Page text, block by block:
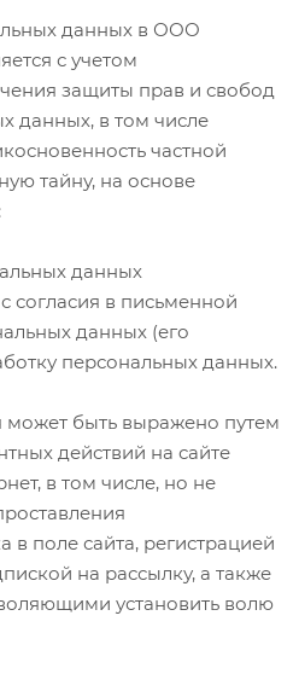
данных в ООО
с учетом
защиты прав и свобод
данных, в том числе
частной
тайну, на основе
данных
согласия в письменной
данных (его
персональных данных.
может быть выражено путем
действий на сайте
в том числе, но не
в поле сайта, регистрацией
на рассылку, а также
установить волю